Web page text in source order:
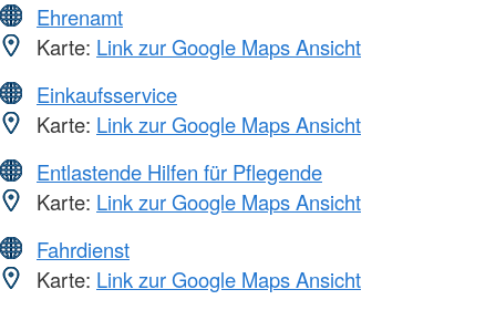
Ehrenamt
Karte: Link zur Google Maps Ansicht
Einkaufsservice
Karte: Link zur Google Maps Ansicht
Entlastende Hilfen für Pflegende
Karte: Link zur Google Maps Ansicht
Fahrdienst
Karte: Link zur Google Maps Ansicht